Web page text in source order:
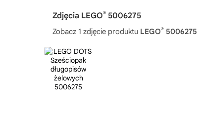
Zdjęcia LEGO® 5006275
Zobacz 1 zdjęcie produktu LEGO® 5006275